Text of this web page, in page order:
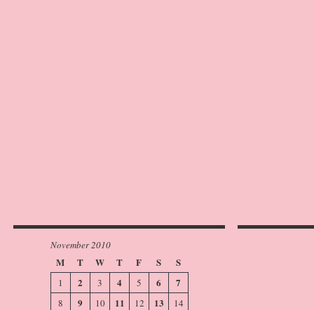
November 2010
M T W T F S S
1 2 3 4 5 6 7
8 9 10 11 12 13 14